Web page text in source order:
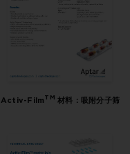
Activ-FilmTM 材料：吸附分子筛